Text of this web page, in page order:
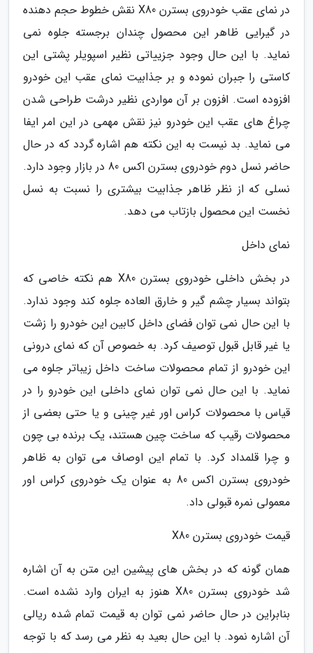
در نمای عقب خودروی بسترن X80 نقش خطوط حجم دهنده
در گیرایی ظاهر این محصول چندان برجسته جلوه نمی
نماید. با این حال وجود جزییاتی نظیر اسپویلر پشتی این
کاستی را جبران نموده و بر جذابیت نمای عقب این خودرو
افزوده است. افزون بر آن مواردی نظیر درشت طراحی شدن
چراغ های عقب این خودرو نیز نقش مهمی در این امر ایفا
می نماید. بد نیست به این نکته هم اشاره گردد که در حال
حاضر نسل دوم خودروی بسترن اکس 80 در بازار وجود دارد.
نسلی که از نظر ظاهر جذابیت بیشتری را نسبت به نسل
نخست این محصول بازتاب می دهد.
نمای داخل
در بخش داخلی خودروی بسترن X80 هم نکته خاصی که
بتواند بسیار چشم گیر و خارق العاده جلوه کند وجود ندارد.
با این حال نمی توان فضای داخل کابین این خودرو را زشت
یا غیر قابل قبول توصیف کرد. به خصوص آن که نمای درونی
این خودرو از تمام محصولات ساخت داخل زیباتر جلوه می
نماید. با این حال نمی توان نمای داخلی این خودرو را در
قیاس با محصولات کراس اور غیر چینی و یا حتی بعضی از
محصولات رقیب که ساخت چین هستند، یک برنده بی چون
و چرا قلمداد کرد. با تمام این اوصاف می توان به ظاهر
خودروی بسترن اکس 80 به عنوان یک خودروی کراس اور
معمولی نمره قبولی داد.
قیمت خودروی بسترن X80
همان گونه که در بخش های پیشین این متن به آن اشاره
شد خودروی بسترن X80 هنوز به ایران وارد نشده است.
بنابراین در حال حاضر نمی توان به قیمت تمام شده ریالی
آن اشاره نمود. با این حال بعید به نظر می رسد که با توجه